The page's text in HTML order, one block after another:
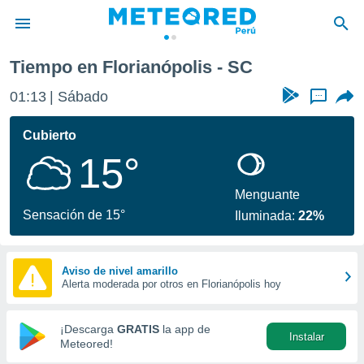
de
ha sido
que se
calidad.
a este
las
y
forma
digital
basada
Tiempo en Florianópolis - SC
01:13 Sábado ...
Cubierto
15°
Sensación de 15°
Menguante
Iluminada:22%
Aviso de nivel amarillo
Alerta moderada por otros en Florianópolis hoy
¡Descarga GRATIS la app de
Meteored!
Instalar